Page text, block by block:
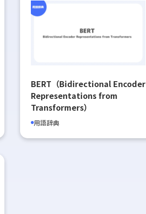
BERT（Bidirectional Encoder
Representations from
Transformers）
用語辞典